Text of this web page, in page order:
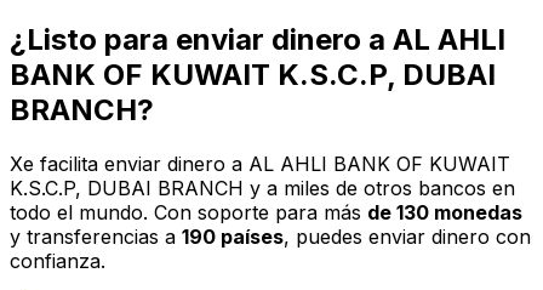
¿Listo para enviar dinero a AL AHLI
BANK OF KUWAIT K.S.C.P, DUBAI
BRANCH?
Xe facilita enviar dinero a AL AHLI BANK OF KUWAIT
K.S.C.P, DUBAI BRANCH y a miles de otros bancos en
todo el mundo. Con soporte para más de 130 monedas
y transferencias a 190 países, puedes enviar dinero con
confianza.